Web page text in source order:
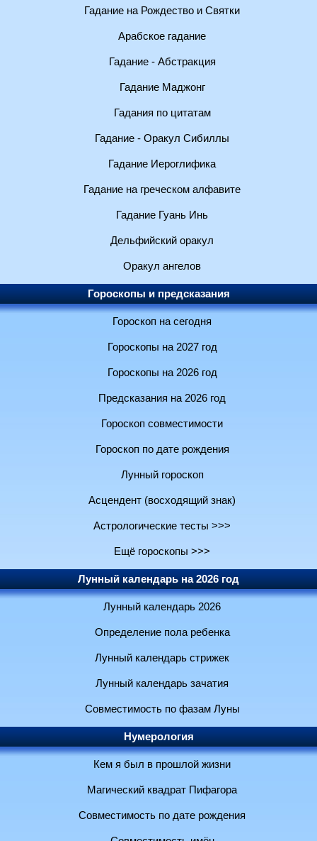
Гадание на Рождество и Святки
Арабское гадание
Гадание - Абстракция
Гадание Маджонг
Гадания по цитатам
Гадание - Оракул Сибиллы
Гадание Иероглифика
Гадание на греческом алфавите
Гадание Гуань Инь
Дельфийский оракул
Оракул ангелов
Гороскопы и предсказания
Гороскоп на сегодня
Гороскопы на 2027 год
Гороскопы на 2026 год
Предсказания на 2026 год
Гороскоп совместимости
Гороскоп по дате рождения
Лунный гороскоп
Асцендент (восходящий знак)
Астрологические тесты >>>
Ещё гороскопы >>>
Лунный календарь на 2026 год
Лунный календарь 2026
Определение пола ребенка
Лунный календарь стрижек
Лунный календарь зачатия
Совместимость по фазам Луны
Нумерология
Кем я был в прошлой жизни
Магический квадрат Пифагора
Совместимость по дате рождения